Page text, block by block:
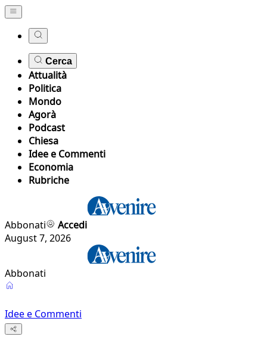
Cerca
Attualità
Politica
Mondo
Agorà
Podcast
Chiesa
Idee e Commenti
Economia
Rubriche
Abbonati
Accedi
August 7, 2026
Abbonati
Idee e Commenti